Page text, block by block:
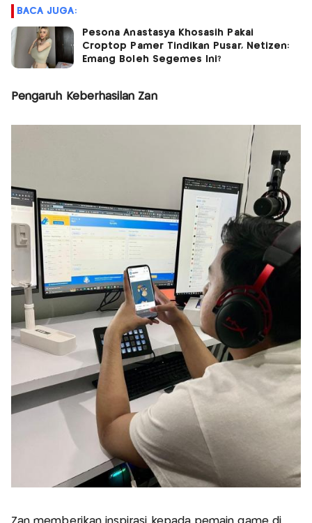
BACA JUGA:
Pesona Anastasya Khosasih Pakai
Croptop Pamer Tindikan Pusar, Netizen:
Emang Boleh Segemes Ini?
Pengaruh Keberhasilan Zan